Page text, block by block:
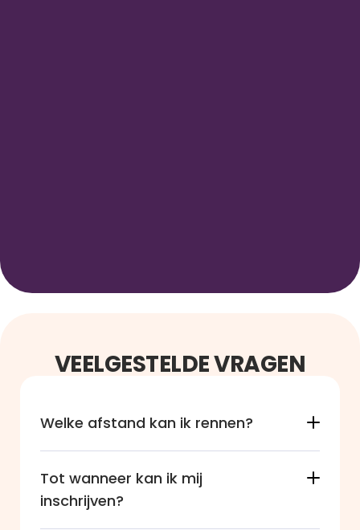
VEELGESTELDE VRAGEN
Welke afstand kan ik rennen?
Tot wanneer kan ik mij
inschrijven?